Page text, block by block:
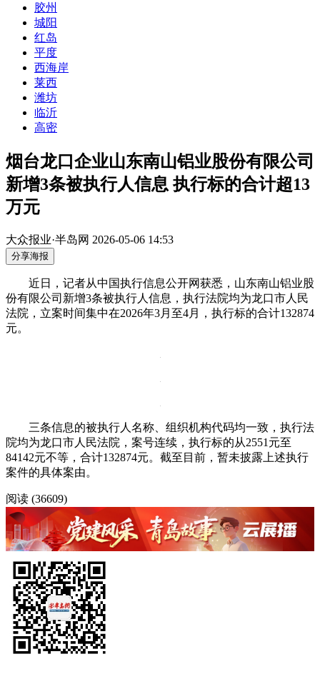
胶州
城阳
红岛
平度
西海岸
莱西
潍坊
临沂
高密
烟台龙口企业山东南山铝业股份有限公司
新增3条被执行人信息 执行标的合计超13
万元
大众报业·半岛网 2026-05-06 14:53
分享海报
近日，记者从中国执行信息公开网获悉，山东南山铝业股
份有限公司新增3条被执行人信息，执行法院均为龙口市人民
法院，立案时间集中在2026年3月至4月，执行标的合计132874
元。
三条信息的被执行人名称、组织机构代码均一致，执行法
院均为龙口市人民法院，案号连续，执行标的从2551元至
84142元不等，合计132874元。截至目前，暂未披露上述执行
案件的具体案由。
阅读 (36609)